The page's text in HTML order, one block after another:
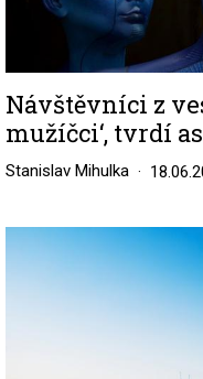
Návštěvníci z
mužíčci‘, tvrdí
Stanislav Mihulka
Image